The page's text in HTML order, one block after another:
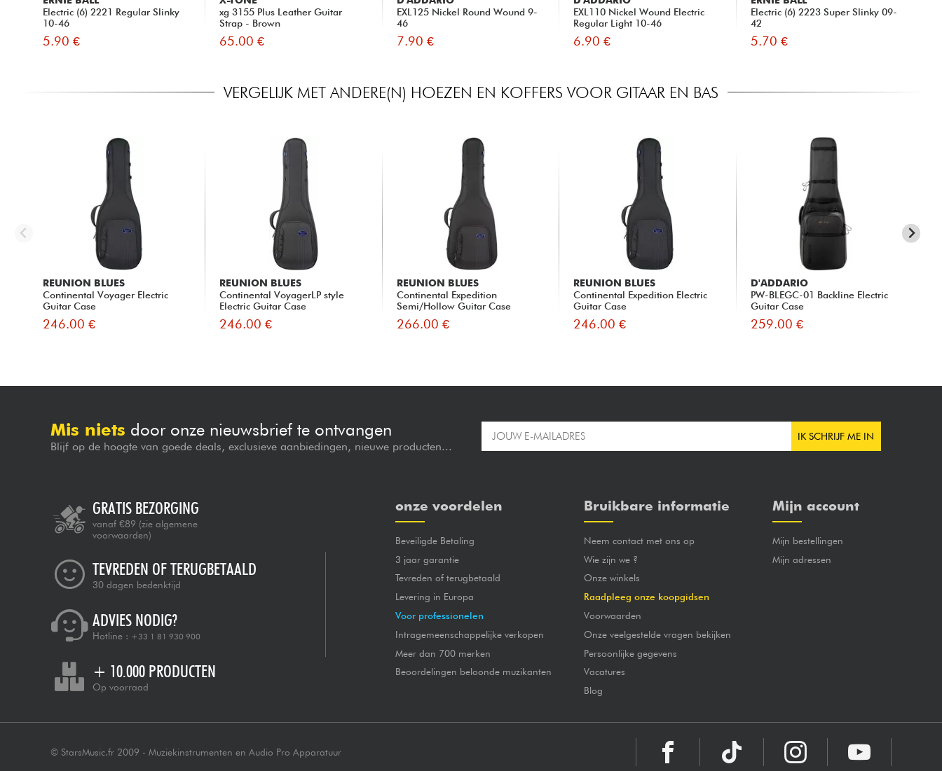
Electric (6) 2221 Regular Slinky
10-46
5.90 €
xg 3155 Plus Leather Guitar
Strap - Brown
65.00 €
EXL125 Nickel Round Wound 9-
46
7.90 €
EXL110 Nickel Wound Electric
Regular Light 10-46
6.90 €
Electric (6) 2223 Super Slinky 09-
42
5.70 €
VERGELIJK MET ANDERE(N) HOEZEN EN KOFFERS VOOR GITAAR EN BAS
REUNION BLUES
Continental Voyager Electric
Guitar Case
246.00 €
REUNION BLUES
Continental VoyagerLP style
Electric Guitar Case
246.00 €
REUNION BLUES
Continental Expedition
Semi/Hollow Guitar Case
266.00 €
REUNION BLUES
Continental Expedition Electric
Guitar Case
246.00 €
D'ADDARIO
PW-BLEGC-01 Backline Electric
Guitar Case
259.00 €
Mis niets door onze nieuwsbrief te ontvangen
Blijf op de hoogte van goede deals, exclusieve aanbiedingen, nieuwe producten...
IK SCHRIJF ME IN
GRATIS BEZORGING
vanaf €89 (zie algemene
voorwaarden)
TEVREDEN OF TERUGBETAALD
30 dagen bedenktijd
ADVIES NODIG?
Hotline : +33 1 81 930 900
+ 10.000 PRODUCTEN
Op voorraad
onze voordelen
Beveiligde Betaling
3 jaar garantie
Tevreden of terugbetaald
Levering in Europa
Voor professionelen
Intragemeenschappelijke verkopen
Meer dan 700 merken
Beoordelingen beloonde muzikanten
Bruikbare informatie
Neem contact met ons op
Wie zijn we ?
Onze winkels
Raadpleeg onze koopgidsen
Voorwaarden
Onze veelgestelde vragen bekijken
Persoonlijke gegevens
Vacatures
Blog
Mijn account
Mijn bestellingen
Mijn adressen
© StarsMusic.fr 2009 - Muziekinstrumenten en Audio Pro Apparatuur